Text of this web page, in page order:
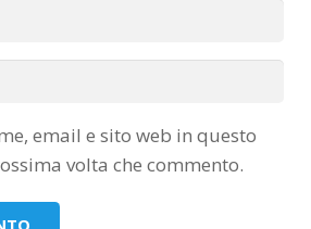
email e sito web in questo
volta che commento.